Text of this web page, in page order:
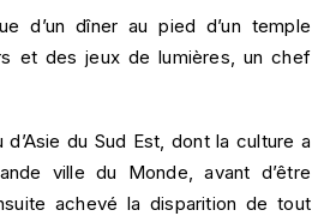
d’un dîner au pied d’un temple
et des jeux de lumières, un chef
du Sud Est, dont la culture a
ville du Monde, avant d’être
achevé la disparition de tout